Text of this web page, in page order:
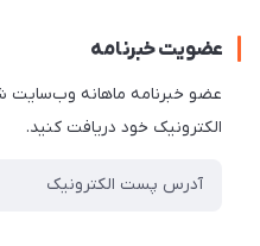
عضویت خبرنامه
عضو خبرنامه ماهانه وب‌سایت
الکترونیک خود دریافت کنید.